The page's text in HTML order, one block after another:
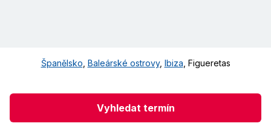
Španělsko Baleárské ostrovy, Ibiza Figueretas
Vyhledat termín